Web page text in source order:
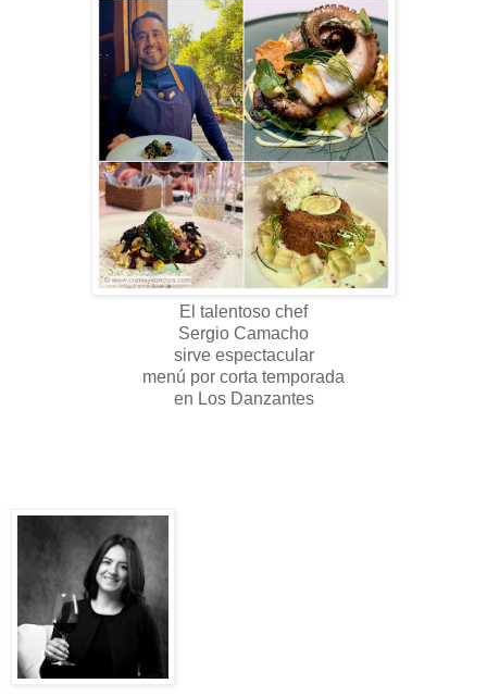
El talentoso chef
Sergio Camacho
sirve espectacular
menú por corta temporada
en Los Danzantes